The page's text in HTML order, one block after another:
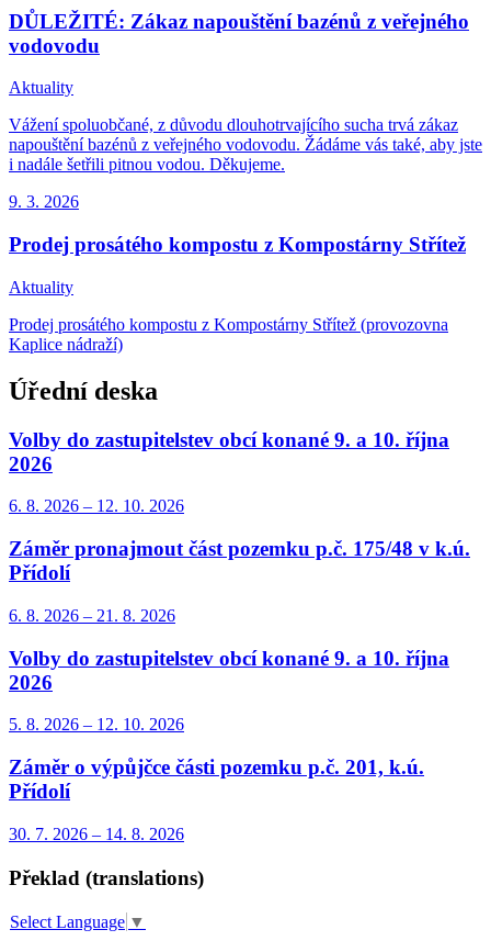
DŮLEŽITÉ: Zákaz napouštění bazénů z veřejného
vodovodu
Aktuality
Vážení spoluobčané, z důvodu dlouhotrvajícího sucha trvá zákaz
napouštění bazénů z veřejného vodovodu. Žádáme vás také, aby jste
i nadále šetřili pitnou vodou. Děkujeme.
9. 3. 2026
Prodej prosátého kompostu z Kompostárny Střítež
Aktuality
Prodej prosátého kompostu z Kompostárny Střítež (provozovna
Kaplice nádraží)
Úřední deska
Volby do zastupitelstev obcí konané 9. a 10. října
2026
6. 8. 2026 – 12. 10. 2026
Záměr pronajmout část pozemku p.č. 175/48 v k.ú.
Přídolí
6. 8. 2026 – 21. 8. 2026
Volby do zastupitelstev obcí konané 9. a 10. října
2026
5. 8. 2026 – 12. 10. 2026
Záměr o výpůjčce části pozemku p.č. 201, k.ú.
Přídolí
30. 7. 2026 – 14. 8. 2026
Překlad (translations)
Select Language ▼